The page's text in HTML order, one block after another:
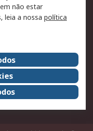
de emails
Group
na RS
não estar
leia a nossa política